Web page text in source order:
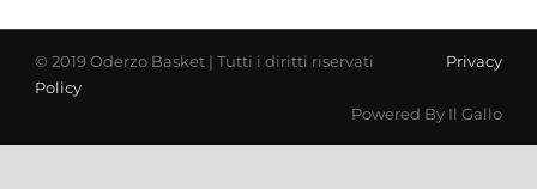
© 2019 Oderzo Basket | Tutti i diritti riservati
Privacy
Policy
Powered By Il Gallo